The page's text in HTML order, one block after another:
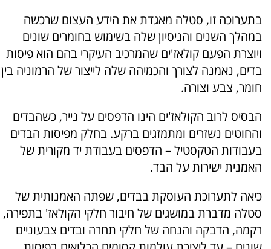
בתערוכה זו, סטלה מאגדת את הידע העצום שרכשה
במהלך השנים והניסיון שלה בשימוש בחומרים שונים
ויוצרת הפעם קולאז'ים שהמרכיב העיקרי בהם הוא פיסות
בדים, נאמנה לצורך והכמיהה שלה לייצור של הרמוניה בין
חומר, צבע וצורה.
הבסיס לרוב הקולאז'ים הינו הדפסים על נייר, כשהבדים
והחוטים נשזרים ומתמזגים ברקע. בחלק מפיסות הבדים
בעבודות הטקסטיל – הדפסים בעבודת יד מקורית של
האמנית ישירות על הבד.
כיאה לתערוכת העוסקת בבדים, שפתה האמנותית של
סטלה מדברת במושגים של חיבור חלקי הקולאז' בתפירה,
רקמה, הדבקה והנחה של חלקי תחרה ובדים צבעוניים